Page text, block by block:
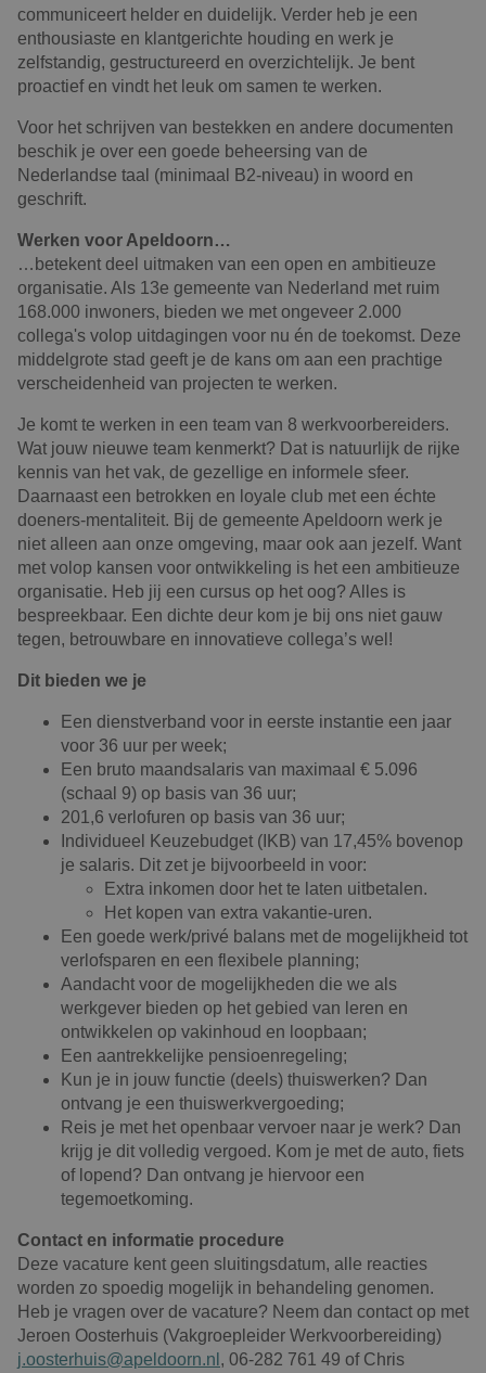
communiceert helder en duidelijk. Verder heb je een
enthousiaste en klantgerichte houding en werk je
zelfstandig, gestructureerd en overzichtelijk. Je bent
proactief en vindt het leuk om samen te werken.
Voor het schrijven van bestekken en andere documenten
beschik je over een goede beheersing van de
Nederlandse taal (minimaal B2-niveau) in woord en
geschrift.
Werken voor Apeldoorn…
…betekent deel uitmaken van een open en ambitieuze
organisatie. Als 13e gemeente van Nederland met ruim
168.000 inwoners, bieden we met ongeveer 2.000
collega's volop uitdagingen voor nu én de toekomst. Deze
middelgrote stad geeft je de kans om aan een prachtige
verscheidenheid van projecten te werken.
Je komt te werken in een team van 8 werkvoorbereiders.
Wat jouw nieuwe team kenmerkt? Dat is natuurlijk de rijke
kennis van het vak, de gezellige en informele sfeer.
Daarnaast een betrokken en loyale club met een échte
doeners-mentaliteit. Bij de gemeente Apeldoorn werk je
niet alleen aan onze omgeving, maar ook aan jezelf. Want
met volop kansen voor ontwikkeling is het een ambitieuze
organisatie. Heb jij een cursus op het oog? Alles is
bespreekbaar. Een dichte deur kom je bij ons niet gauw
tegen, betrouwbare en innovatieve collega’s wel!
Dit bieden we je
Een dienstverband voor in eerste instantie een jaar
voor 36 uur per week;
Een bruto maandsalaris van maximaal € 5.096
(schaal 9) op basis van 36 uur;
201,6 verlofuren op basis van 36 uur;
Individueel Keuzebudget (IKB) van 17,45% bovenop
je salaris. Dit zet je bijvoorbeeld in voor:
Extra inkomen door het te laten uitbetalen.
Het kopen van extra vakantie-uren.
Een goede werk/privé balans met de mogelijkheid tot
verlofsparen en een flexibele planning;
Aandacht voor de mogelijkheden die we als
werkgever bieden op het gebied van leren en
ontwikkelen op vakinhoud en loopbaan;
Een aantrekkelijke pensioenregeling;
Kun je in jouw functie (deels) thuiswerken? Dan
ontvang je een thuiswerkvergoeding;
Reis je met het openbaar vervoer naar je werk? Dan
krijg je dit volledig vergoed. Kom je met de auto, fiets
of lopend? Dan ontvang je hiervoor een
tegemoetkoming.
Contact en informatie procedure
Deze vacature kent geen sluitingsdatum, alle reacties
worden zo spoedig mogelijk in behandeling genomen.
Heb je vragen over de vacature? Neem dan contact op met
Jeroen Oosterhuis (Vakgroepleider Werkvoorbereiding)
j.oosterhuis@apeldoorn.nl , 06-282 761 49 of Chris